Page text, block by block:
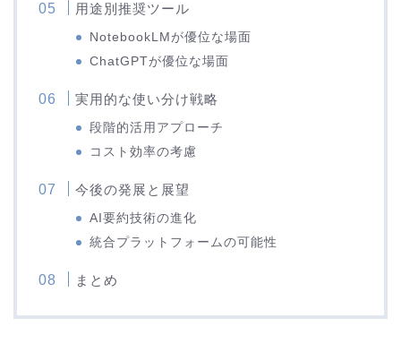
用途別推奨ツール
NotebookLMが優位な場面
ChatGPTが優位な場面
実用的な使い分け戦略
段階的活用アプローチ
コスト効率の考慮
今後の発展と展望
AI要約技術の進化
統合プラットフォームの可能性
まとめ